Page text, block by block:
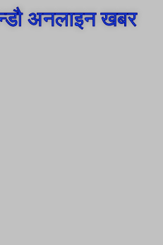
अनलाइन खबर